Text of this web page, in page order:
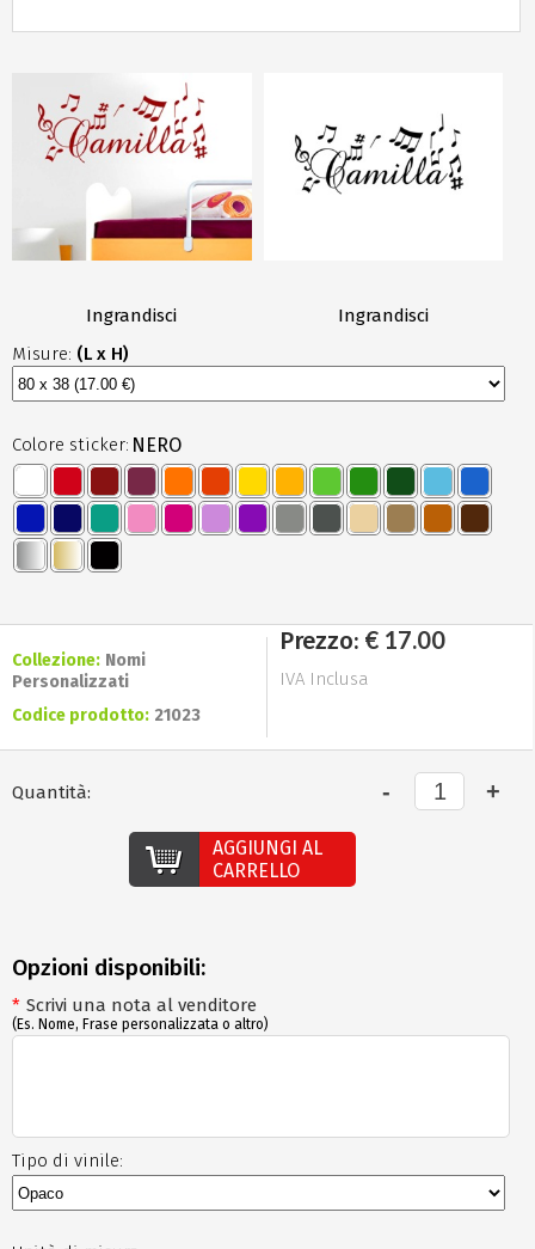
Ingrandisci Ingrandisci
Collezione: Nomi
Personalizzati
Codice prodotto: 21023
Prezzo: € 17.00
IVA Inclusa
Opzioni disponibili:
Misure: (L x H)
Tipo di vinile:
Colore sticker: NERO
* Scrivi una nota al venditore
(Es. Nome, Frase personalizzata o altro)
Quantità:
AGGIUNGI AL
CARRELLO